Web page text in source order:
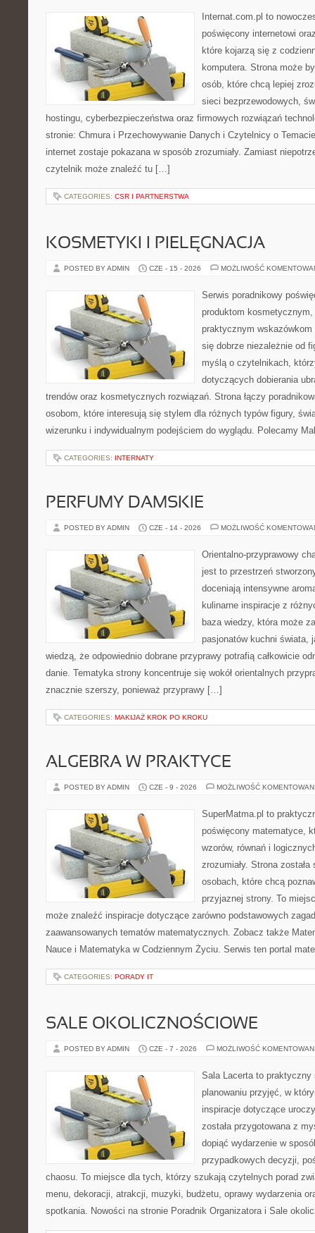
Internat.com.pl to
poświęcony internetowi
które kojarzą się z
komputera. Strona może
osób, które chcą lepiej
sieci bezprzewodowych,
hostingu, cyberbezpieczeństwa oraz firmowych rozwiązań
stronie: Chmura i Przechowywanie Danych i Czytelnicy o
internet zostaje pokazana w sposób zrozumiały. Zamiast
czytelnik może znaleźć tu […]
CATEGORIES: CSR I PARTNERSTWA
KOSMETYKI I PIELĘGNACJA
POSTED BY ADMIN CZE - 15 - 2026 MOŻLIWOŚĆ
Serwis poradnikowy
produktom
praktycznym
się dobrze niezależnie od
myślą o czytelnikach,
dotyczących dobierania
trendów oraz kosmetycznych rozwiązań. Strona łączy
osobom, które interesują się stylem dla różnych typów figury,
wizerunku i indywidualnym podejściem do wyglądu. Polecamy
CATEGORIES: INTERNATY
PERFUMY DAMSKIE
POSTED BY ADMIN CZE - 14 - 2026 MOŻLIWOŚĆ
Orientalno-przyprawowy
jest to przestrzeń
doceniają intensywne
kulinarne inspiracje z
baza wiedzy, która może
pasjonatów kuchni świata,
wiedzą, że odpowiednio dobrane przyprawy potrafią całkowicie
danie. Tematyka strony koncentruje się wokół orientalnych
znacznie szerszy, ponieważ przyprawy […]
CATEGORIES: MAKIJAŻ KROK PO KROKU
ALGEBRA W PRAKTYCE
POSTED BY ADMIN CZE - 9 - 2026 MOŻLIWOŚĆ
SuperMatma.pl to
poświęcony matematyce,
wzorów, równań i
zrozumiały. Strona
osobach, które chcą
przyjaznej strony. To
może znaleźć inspiracje dotyczące zarówno podstawowych
zaawansowanych tematów matematycznych. Zobacz także
Nauce i Matematyka w Codziennym Życiu. Serwis ten portal
CATEGORIES: PORADY IT
SALE OKOLICZNOŚCIOWE
POSTED BY ADMIN CZE - 7 - 2026 MOŻLIWOŚĆ
Sala Lacerta to praktyczny
planowaniu przyjęć, w
inspiracje dotyczące
została przygotowana z
dopiąć wydarzenie w
przypadkowych decyzji,
chaosu. To miejsce dla tych, którzy szukają czytelnych porad
menu, dekoracji, atrakcji, muzyki, budżetu, oprawy wydarzenia
spotkania. Nowości na stronie Poradnik Organizatora i Sale